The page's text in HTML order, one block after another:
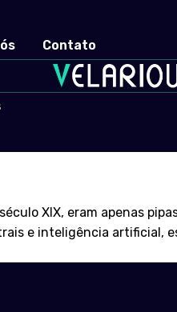
Contato
XIX, eram apenas
e inteligência